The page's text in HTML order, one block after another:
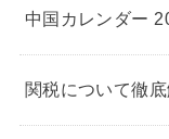
中国カレンダー
関税について徹